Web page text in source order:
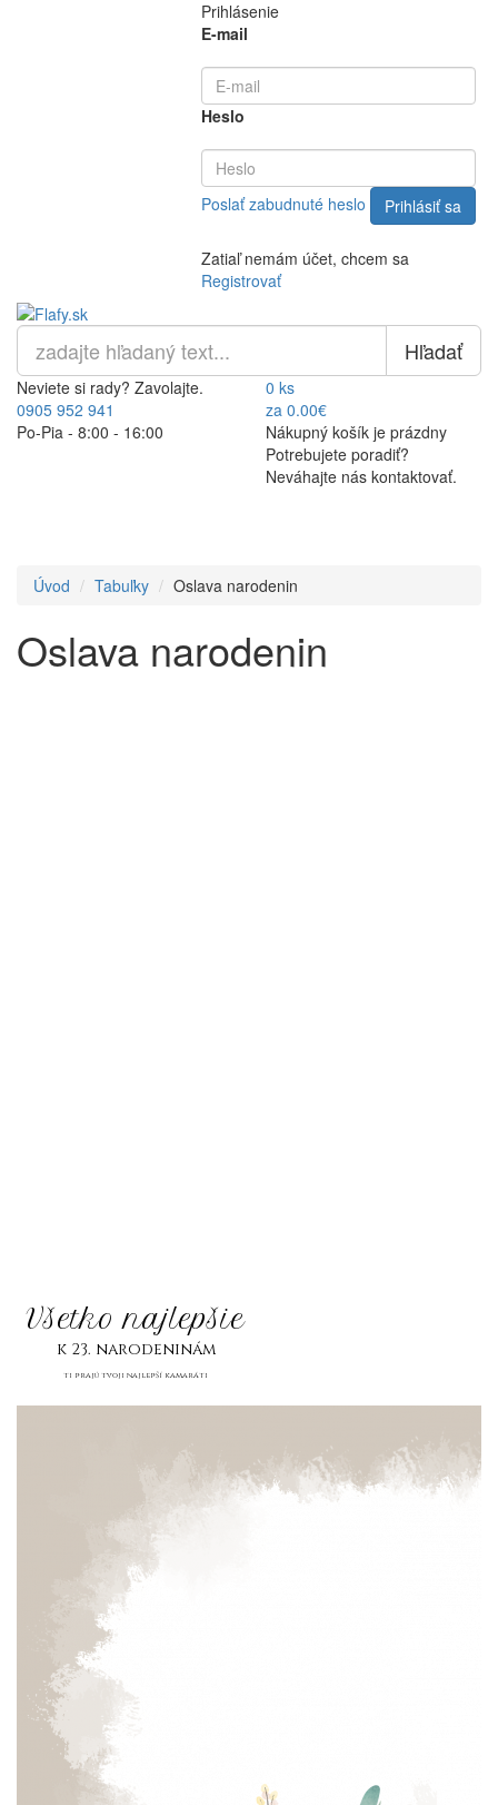
Prihlásenie
E-mail
Heslo
Poslať zabudnuté heslo
Zatiaľ nemám účet, chcem sa
Registrovať
Hľadať
Neviete si rady? Zavolajte.
0905 952 941
Po-Pia - 8:00 - 16:00
0 ks
za 0.00€
Nákupný košík je prázdny
Potrebujete poradiť?
Neváhajte nás kontaktovať.
Úvod Tabuľky Oslava narodenin
Oslava narodenin
Všetko najlepšie
k 23. narodeninám
ti prajú tvoji najlepší kamaráti